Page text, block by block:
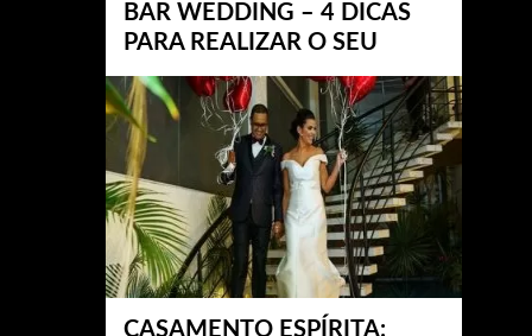
BAR WEDDING – 4 DICAS
PARA REALIZAR O SEU
CASAMENTO ESPÍRITA: